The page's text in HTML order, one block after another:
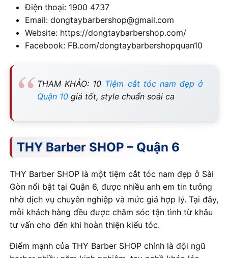
Điện thoại: 1900 4737
Email: dongtaybarbershop@gmail.com
Website: https://dongtaybarbershop.com/
Facebook: FB.com/dongtaybarbershopquan10
THAM KHẢO: 10 Tiệm cắt tóc nam đẹp ở
Quận 10 giá tốt, style chuẩn soái ca
THY Barber SHOP – Quận 6
THY Barber SHOP là một tiệm cắt tóc nam đẹp ở Sài
Gòn nổi bật tại Quận 6, được nhiều anh em tin tưởng
nhờ dịch vụ chuyên nghiệp và mức giá hợp lý. Tại đây,
mỗi khách hàng đều được chăm sóc tận tình từ khâu
tư vấn cho đến khi hoàn thiện kiểu tóc.
Điểm mạnh của THY Barber SHOP chính là đội ngũ